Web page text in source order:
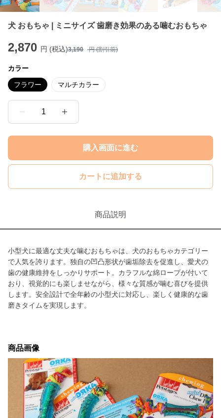
犬 おもちゃ | ミニサイズ 歯磨き効果のある噛むおもちゃ
2,870 円 (税込)3,190 円 (割引前)
カラー
フラワー マルチカラー
1
購入画面に進む
カートに追加する
商品説明
小型犬に最適な丈夫な噛むおもちゃは、犬のおもちゃカテゴリー
で人気を誇ります。独自の凹凸形状が歯垢除去を促進し、愛犬の
歯の健康維持をしっかりサポート。カラフルな綿ロープが付いて
おり、視覚的にも楽しませながら、様々な質感が噛む喜びを提供
します。安全設計で全年齢の小型犬に対応し、楽しく健康的な歯
磨きタイムを実現します。
商品画像